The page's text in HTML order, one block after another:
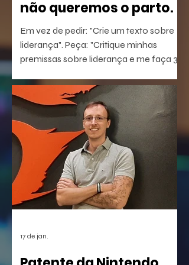
não queremos o parto.
Em vez de pedir: "Crie um texto sobre
liderança". Peça: "Critique minhas
premissas sobre liderança e me faça 3
conseguindo responder".
17 de jan.